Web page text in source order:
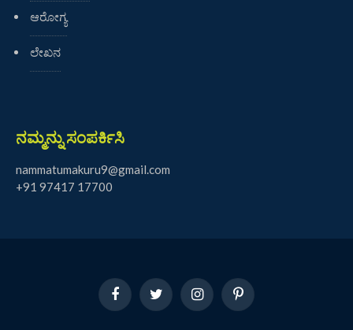
ಆರೋಗ್ಯ
ಲೇಖನ
ನಮ್ಮನ್ನು ಸಂಪರ್ಕಿಸಿ
nammatumakuru9@gmail.com
+91 97417 17700
FacebookTwitter InstagramPinterest